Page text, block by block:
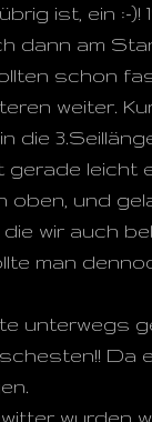
ist, ein :-)!
dann am
schon
weiter.
die
gerade leicht
und
wir auch
man
unterwegs
Da
wurden